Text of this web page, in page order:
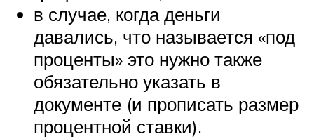
в случае, когда деньги
давались, что называется «под
проценты» это нужно также
обязательно указать в
документе (и прописать размер
процентной ставки).